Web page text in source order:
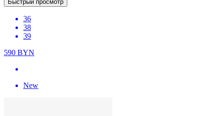
Быстрый просмотр
36
38
39
590 BYN
New